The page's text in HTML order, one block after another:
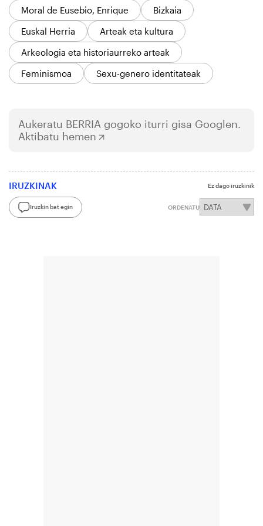
Moral de Eusebio, Enrique
Bizkaia
Euskal Herria
Arteak eta kultura
Arkeologia eta historiaurreko arteak
Feminismoa
Sexu-genero identitateak
Aukeratu BERRIA gogoko iturri gisa Googlen.
Aktibatu hemen
IRUZKINAK Ez dago iruzkinik
Iruzkin bat egin ORDENATU